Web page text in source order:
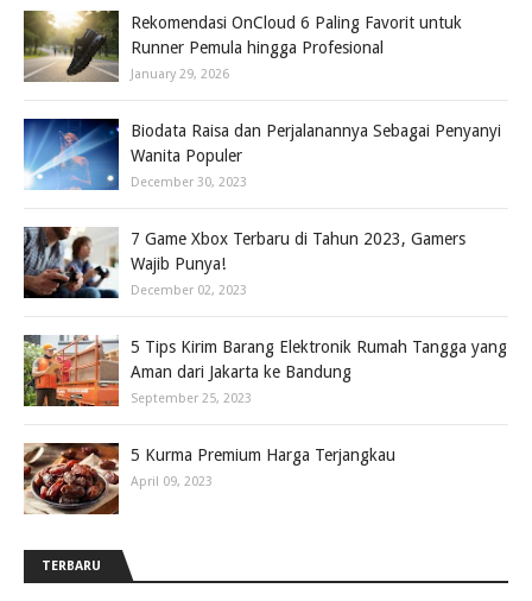
Rekomendasi OnCloud 6 Paling Favorit untuk
Runner Pemula hingga Profesional
January 29, 2026
Biodata Raisa dan Perjalanannya Sebagai Penyanyi
Wanita Populer
December 30, 2023
7 Game Xbox Terbaru di Tahun 2023, Gamers
Wajib Punya!
December 02, 2023
5 Tips Kirim Barang Elektronik Rumah Tangga yang
Aman dari Jakarta ke Bandung
September 25, 2023
5 Kurma Premium Harga Terjangkau
April 09, 2023
TERBARU